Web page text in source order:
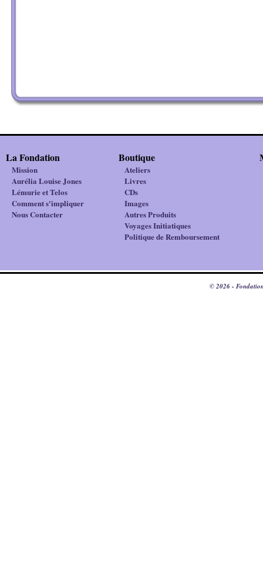
La Fondation
Mission
Aurélia Louise Jones
Lémurie et Telos
Comment s'impliquer
Nous Contacter
Boutique
Ateliers
Livres
CDs
Images
Autres Produits
Voyages Initiatiques
Politique de Remboursement
© 2026 -